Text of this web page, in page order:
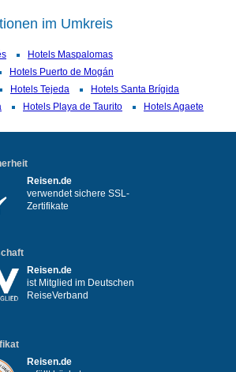
im Umkreis
Hotels Maspalomas
Hotels Puerto de Mogán
Hotels Tejeda
Hotels Santa Brígida
Hotels Playa de Taurito Hotels Agaete
Reisen.de
verwendet sichere SSL-
Zertifikate
Reisen.de
ist Mitglied im Deutschen
ReiseVerband
Reisen.de